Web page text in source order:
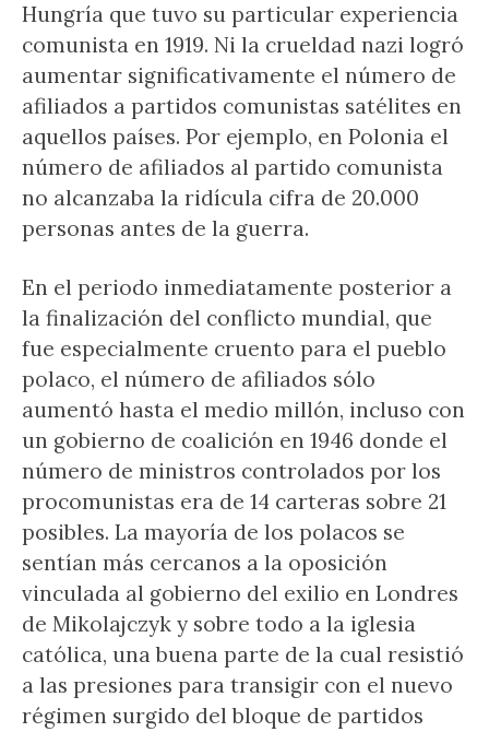
Hungría que tuvo su particular experiencia
comunista en 1919. Ni la crueldad nazi logró
aumentar significativamente el número de
afiliados a partidos comunistas satélites en
aquellos países. Por ejemplo, en Polonia el
número de afiliados al partido comunista
no alcanzaba la ridícula cifra de 20.000
personas antes de la guerra.
En el periodo inmediatamente posterior a
la finalización del conflicto mundial, que
fue especialmente cruento para el pueblo
polaco, el número de afiliados sólo
aumentó hasta el medio millón, incluso con
un gobierno de coalición en 1946 donde el
número de ministros controlados por los
procomunistas era de 14 carteras sobre 21
posibles. La mayoría de los polacos se
sentían más cercanos a la oposición
vinculada al gobierno del exilio en Londres
de Mikolajczyk y sobre todo a la iglesia
católica, una buena parte de la cual resistió
a las presiones para transigir con el nuevo
régimen surgido del bloque de partidos